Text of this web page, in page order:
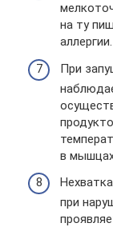
на ту
аллергии.
При
в
при